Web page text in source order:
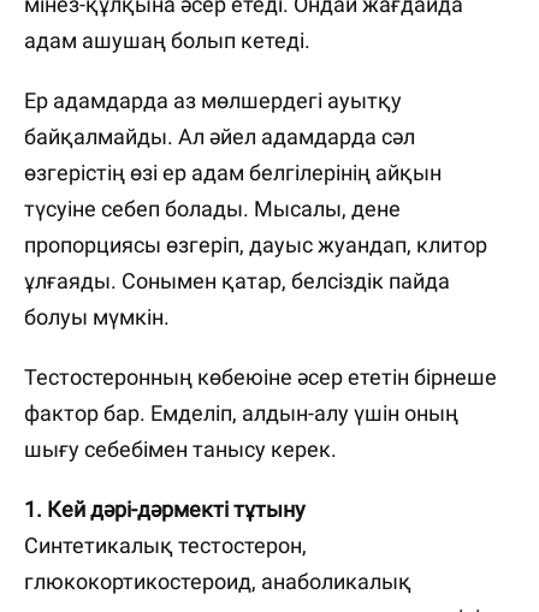
адам ашушаң болып кетеді.
Ер адамдарда аз мөлшердегі ауытқу
байқалмайды. Ал әйел адамдарда сәл
өзгерістің өзі ер адам белгілерінің айқын
түсуіне себеп болады. Мысалы, дене
пропорциясы өзгеріп, дауыс жуандап, клитор
ұлғаяды. Сонымен қатар, белсіздік пайда
болуы мүмкін.
Тестостеронның көбеюіне әсер ететін бірнеше
фактор бар. Емделіп, алдын-алу үшін оның
шығу себебімен танысу керек.
1. Кей дәрі-дәрмекті тұтыну
Синтетикалық тестостерон,
глюкокортикостероид, анаболикалық